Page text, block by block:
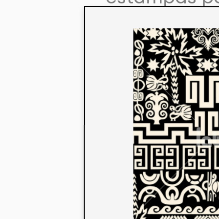
aos seus
linha de
mercados.
acabados
digital.